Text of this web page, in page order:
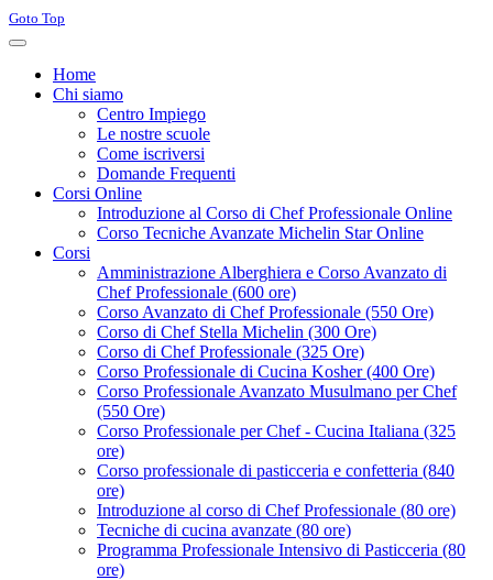
Joomla! 3 Templates
Goto Top
Home
Chi siamo
Centro Impiego
Le nostre scuole
Come iscriversi
Domande Frequenti
Corsi Online
Introduzione al Corso di Chef Professionale Online
Corso Tecniche Avanzate Michelin Star Online
Corsi
Amministrazione Alberghiera e Corso Avanzato di
Chef Professionale (600 ore)
Corso Avanzato di Chef Professionale (550 Ore)
Corso di Chef Stella Michelin (300 Ore)
Corso di Chef Professionale (325 Ore)
Corso Professionale di Cucina Kosher (400 Ore)
Corso Professionale Avanzato Musulmano per Chef
(550 Ore)
Corso Professionale per Chef - Cucina Italiana (325
ore)
Corso professionale di pasticceria e confetteria (840
ore)
Introduzione al corso di Chef Professionale (80 ore)
Tecniche di cucina avanzate (80 ore)
Programma Professionale Intensivo di Pasticceria (80
ore)